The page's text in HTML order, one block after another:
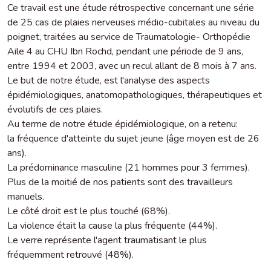
Ce travail est une étude rétrospective concernant une série
de 25 cas de plaies nerveuses médio-cubitales au niveau du
poignet, traitées au service de Traumatologie- Orthopédie
Aile 4 au CHU Ibn Rochd, pendant une période de 9 ans,
entre 1994 et 2003, avec un recul allant de 8 mois à 7 ans.
Le but de notre étude, est l'analyse des aspects
épidémiologiques, anatomopathologiques, thérapeutiques et
évolutifs de ces plaies.
Au terme de notre étude épidémiologique, on a retenu:
la fréquence d'atteinte du sujet jeune (âge moyen est de 26
ans).
La prédominance masculine (21 hommes pour 3 femmes).
Plus de la moitié de nos patients sont des travailleurs
manuels.
Le côté droit est le plus touché (68%).
La violence était la cause la plus fréquente (44%).
Le verre représente l'agent traumatisant le plus
fréquemment retrouvé (48%).